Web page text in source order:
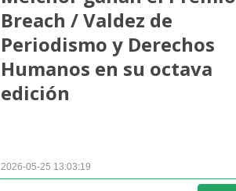
Breach / Valdez de
Periodismo y Derechos
Humanos en su octava
edición
2026-05-25 13:03:19